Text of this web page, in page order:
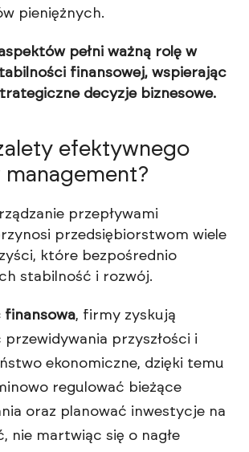
pieniężnych.
pełni ważną rolę w
finansowej, wspierając
decyzje biznesowe.
efektywnego
przepływami
przedsiębiorstwom wiele
które bezpośrednio
stabilność i rozwój.
finansowa, firmy zyskują
przewidywania przyszłości i
ekonomiczne, dzięki temu
regulować bieżące
oraz planować inwestycje na
nie martwiąc się o nagłe